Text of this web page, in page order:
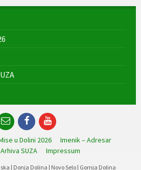
EmailFacebookYouTube
u Dolini 2026
Imenik – Adresar
SUZA
Impressum
| Donja Dolina | Novo Selo | Gornja Dolina